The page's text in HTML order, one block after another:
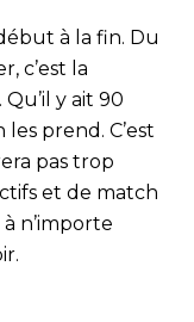
à la fin. Du
c’est la
y ait 90
prend. C’est
pas trop
et de match
n’importe